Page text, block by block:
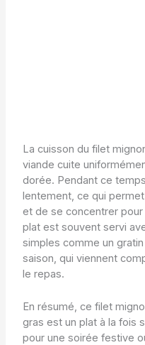
La cuisson du filet
viande cuite
dorée. Pendant ce
lentement, ce qui
et de se concentrer
plat est souvent servi
simples comme un
saison, qui viennent
le repas.
En résumé, ce filet
gras est un plat à la fois
pour une soirée festive